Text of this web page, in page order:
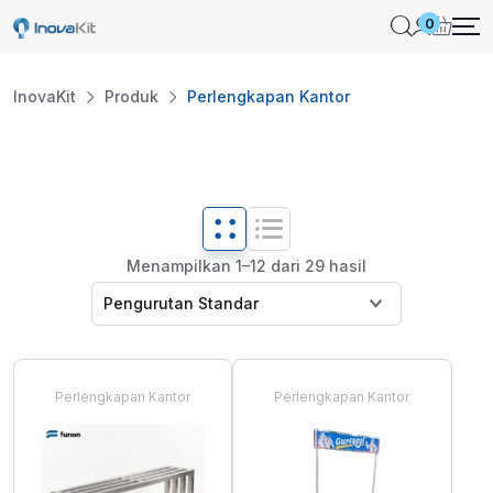
Skip
0
InovaKit Produk Perlengkapan Kantor
Menampilkan 1–12 dari 29 hasil
Perlengkapan Kantor Perlengkapan Kantor